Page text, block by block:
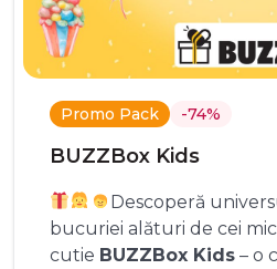
Promo Pack -74%
BUZZBox Kids
Descoperă
bucuriei alături de cei
cutie BUZZBox Kids – o